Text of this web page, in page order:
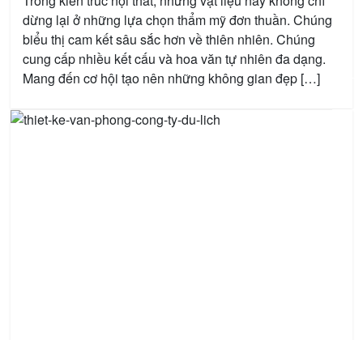
dừng lại ở những lựa chọn thẩm mỹ đơn thuần. Chúng
biểu thị cam kết sâu sắc hơn về thiên nhiên. Chúng
cung cấp nhiều kết cấu và hoa văn tự nhiên đa dạng.
Mang đến cơ hội tạo nên những không gian đẹp […]